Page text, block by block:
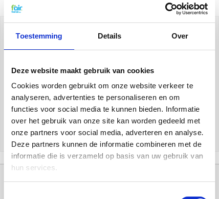
Toestemming Details Over
Deze website maakt gebruik van cookies
Cookies worden gebruikt om onze website verkeer te
analyseren, advertenties te personaliseren en om
functies voor social media te kunnen bieden. Informatie
over het gebruik van onze site kan worden gedeeld met
onze partners voor social media, adverteren en analyse.
Deze partners kunnen de informatie combineren met de
informatie die is verzameld op basis van uw gebruik van
hun services.
Alle Fläkt WTW Filters
in prijs! U krijgt 5% Extra Korting vanaf 2 sets. U kunt er
bij ons ook voor kiezen uw Fläkt WTW filters voor te
laten behandelen metf'air probiotica.
Goed vooruw systeemen goed voor uw binnenklimaat.
- Gratis verzending NL vanaf € 50,- en BE vanaf € 75,-